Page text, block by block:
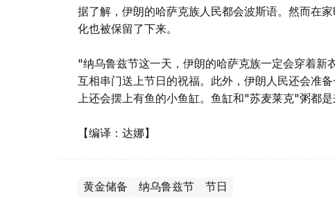
据了解，伊朗的哈萨克族人民都会波斯语。然而在
化也被保留了下来。
"纳乌鲁兹节这一天，伊朗的哈萨克族一定会穿着新
互相串门送上节日的祝福。此外，伊朗人民还会准
上还会摆上有鱼的小鱼缸。鱼缸和"苏麦莱克"粥都是
【编译：达娜】
黄金储备 纳乌鲁兹节 节日